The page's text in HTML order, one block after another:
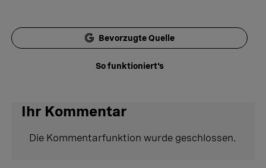
Bevorzugte Quelle
So funktioniert's
Ihr Kommentar
Die Kommentarfunktion wurde geschlossen.